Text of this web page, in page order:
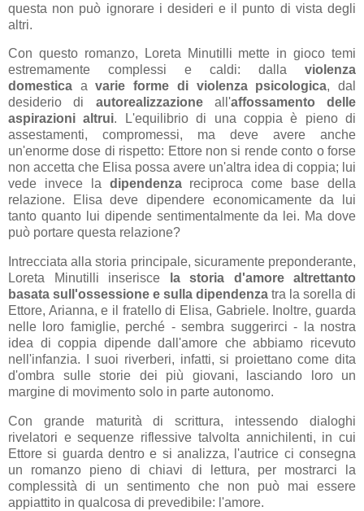
questa non può ignorare i desideri e il punto di vista degli
altri.
Con questo romanzo, Loreta Minutilli mette in gioco temi
estremamente complessi e caldi: dalla violenza
domestica avarie forme di violenza psicologica, dal
desiderio di autorealizzazioneall'affossamento delle
aspirazioni altrui. L'equilibrio di una coppia è pieno di
assestamenti, compromessi, ma deve avere anche
un'enorme dose di rispetto: Ettore non si rende conto o forse
non accetta che Elisa possa avere un'altra idea di coppia; lui
vede invece la dipendenzareciproca come base della
relazione. Elisa deve dipendere economicamente da lui
tanto quanto lui dipende sentimentalmente da lei. Ma dove
può portare questa relazione?
Intrecciata alla storia principale, sicuramente preponderante,
Loreta Minutilli inserisce
la storia d'amore altrettanto
basata sull'ossessione e sulla dipendenza tra la sorella di
Ettore, Arianna, e il fratello di Elisa, Gabriele. Inoltre, guarda
nelle loro famiglie, perché - sembra suggerirci - la nostra
idea di coppia dipende dall'amore che abbiamo ricevuto
nell'infanzia. I suoi riverberi, infatti, si proiettano come dita
d'ombra sulle storie dei più giovani, lasciando loro un
margine di movimento solo in parte autonomo.
Con grande maturità di scrittura, intessendo dialoghi
rivelatori e sequenze riflessive talvolta annichilenti, in cui
Ettore si guarda dentro e si analizza, l'autrice ci consegna
un romanzo pieno di chiavi di lettura, per mostrarci la
complessità di un sentimento che non può mai essere
appiattito in qualcosa di prevedibile: l'amore.